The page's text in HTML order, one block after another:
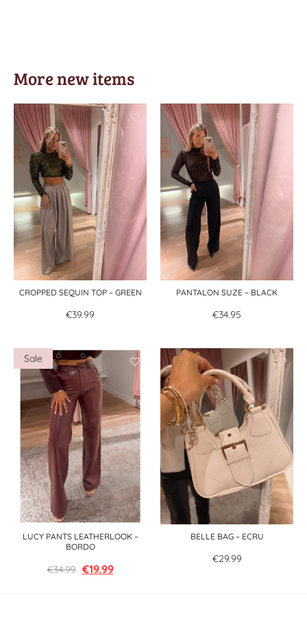
More new items
CROPPED SEQUIN TOP – GREEN
€39.99
PANTALON SUZE – BLACK
€34.95
LUCY PANTS LEATHERLOOK –
BORDO
€34.99 €19.99
BELLE BAG – ECRU
€29.99